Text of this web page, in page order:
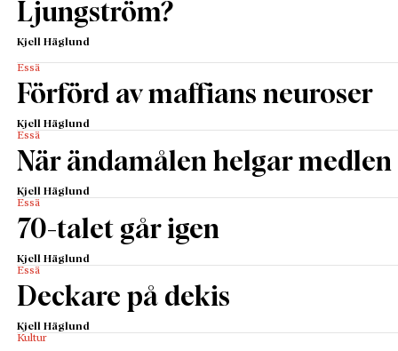
Ljungström?
Kjell Häglund
Essä
Förförd av maffians neuroser
Kjell Häglund
Essä
När ändamålen helgar medlen
Kjell Häglund
Essä
70-talet går igen
Kjell Häglund
Essä
Deckare på dekis
Kjell Häglund
Kultur